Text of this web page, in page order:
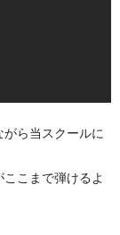
ら当スクールに
こまで弾けるよ